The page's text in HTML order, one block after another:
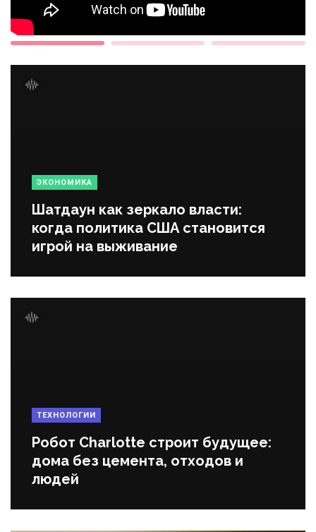
ЭКОНОМИКА
Шатдаун как зеркало власти:
когда политика США становится
игрой на выживание
ТЕХНОЛОГИИ
Робот Charlotte строит будущее:
дома без цемента, отходов и
людей